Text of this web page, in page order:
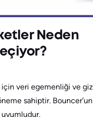
Neden
için veri egemenliği ve
sahiptir.